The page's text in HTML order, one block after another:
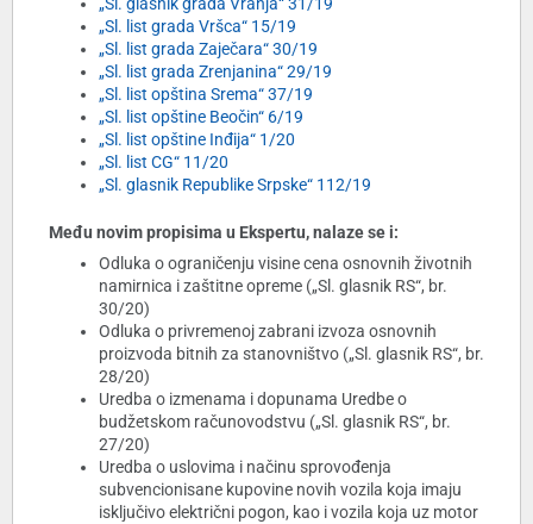
„Sl. glasnik grada Vranja“ 31/19
„Sl. list grada Vršca“ 15/19
„Sl. list grada Zaječara“ 30/19
„Sl. list grada Zrenjanina“ 29/19
„Sl. list opština Srema“ 37/19
„Sl. list opštine Beočin“ 6/19
„Sl. list opštine Inđija“ 1/20
„Sl. list CG“ 11/20
„Sl. glasnik Republike Srpske“ 112/19
Među novim propisima u Ekspertu, nalaze se i:
Odluka o ograničenju visine cena osnovnih životnih
namirnica i zaštitne opreme („Sl. glasnik RS“, br.
30/20)
Odluka o privremenoj zabrani izvoza osnovnih
proizvoda bitnih za stanovništvo („Sl. glasnik RS“, br.
28/20)
Uredba o izmenama i dopunama Uredbe o
budžetskom računovodstvu („Sl. glasnik RS“, br.
27/20)
Uredba o uslovima i načinu sprovođenja
subvencionisane kupovine novih vozila koja imaju
isključivo električni pogon, kao i vozila koja uz motor